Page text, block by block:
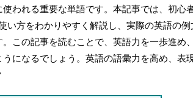
われる重要な単語です。本記事では、初心
い方をわかりやすく解説し、実際の英語の
この記事を読むことで、英語力を一歩進め
になるでしょう。英語の語彙力を高め、表